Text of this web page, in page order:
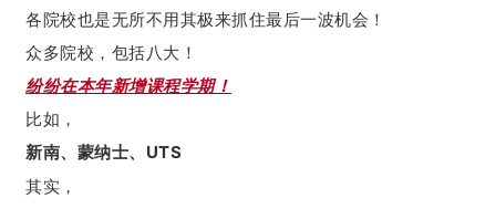
各院校也是无所不用其极来抓住最后一波机会！
众多院校，包括八大！
纷纷在本年新增课程学期！
比如，
新南、蒙纳士、UTS
其实，